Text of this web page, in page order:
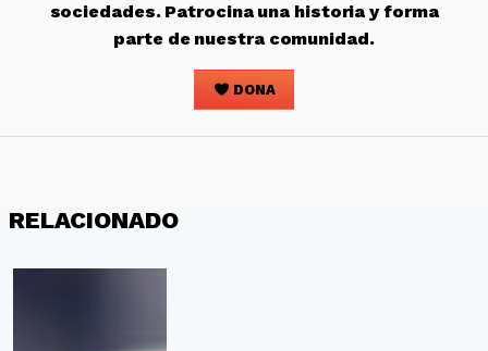
sociedades. Patrocina una historia y forma
parte de nuestra comunidad.
DONA
RELACIONADO